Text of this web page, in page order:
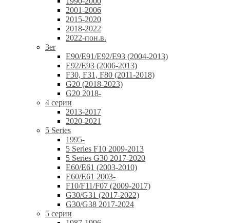
2001-2006
2015-2020
2018-2022
2022-пон.в.
3er
E90/E91/E92/E93 (2004-2013)
E92/E93 (2006-2013)
F30, F31, F80 (2011-2018)
G20 (2018-2023)
G20 2018-
4 серии
2013-2017
2020-2021
5 Series
1995-
5 Series F10 2009-2013
5 Series G30 2017-2020
E60/E61 (2003-2010)
E60/E61 2003-
F10/F11/F07 (2009-2017)
G30/G31 (2017-2022)
G30/G38 2017-2024
5 серии